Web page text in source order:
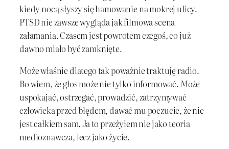
kiedy nocą słyszy się hamowanie na mokrej ulicy.
PTSD nie zawsze wygląda jak filmowa scena
załamania. Czasem jest powrotem czegoś, co już
dawno miało być zamknięte.
Może właśnie dlatego tak poważnie traktuję radio.
Bo wiem, że głos może nie tylko informować. Może
uspokajać, ostrzegać, prowadzić, zatrzymywać
człowieka przed błędem, dawać mu poczucie, że nie
jest całkiem sam. Ja to przeżyłem nie jako teoria
medioznawcza, lecz jako życie.